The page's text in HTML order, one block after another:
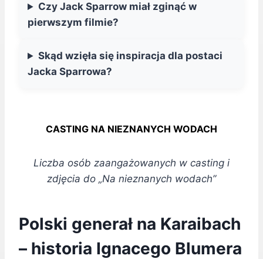
Czy Jack Sparrow miał zginąć w
pierwszym filmie?
Skąd wzięła się inspiracja dla postaci
Jacka Sparrowa?
CASTING NA NIEZNANYCH WODACH
Liczba osób zaangażowanych w casting i
zdjęcia do „Na nieznanych wodach”
Polski generał na Karaibach
– historia Ignacego Blumera